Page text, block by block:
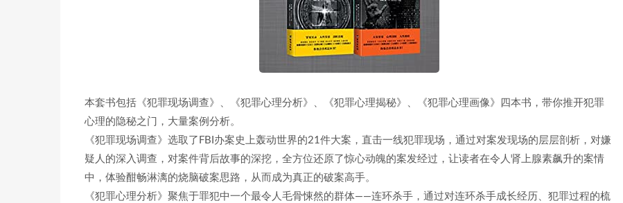
本套书包括《犯罪现场调查》、《犯罪心理分析》、《犯罪心理揭秘》、《犯罪心理画像》四本书，带你推开犯罪
心理的隐秘之门，大量案例分析。
《犯罪现场调查》选取了FBI办案史上轰动世界的21件大案，直击一线犯罪现场，通过对案发现场的层层剖析，对嫌
疑人的深入调查，对案件背后故事的深挖，全方位还原了惊心动魄的案发经过，让读者在令人肾上腺素飙升的案情
中，体验酣畅淋漓的烧脑破案思路，从而成为真正的破案高手。
《犯罪心理分析》聚焦于罪犯中一个最令人毛骨悚然的群体——连环杀手，通过对连环杀手成长经历、犯罪过程的梳